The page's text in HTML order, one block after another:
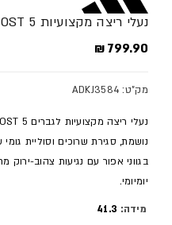
נעלי ריצה מקצועיות ULTRABOOST 5 - גברים
מחיר מלא
799.90 ₪
מק"ט: ADKJ3584
נושמת, סגירת שרוכים וסוליית
יומיומי.
מידה: 41.3